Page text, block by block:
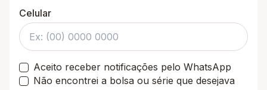
Celular
Aceito receber notificações pelo WhatsApp
Não encontrei a bolsa ou série que desejava